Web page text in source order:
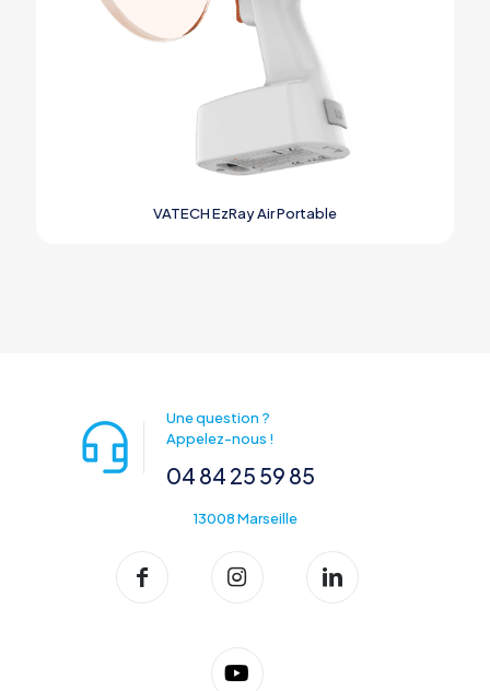
VATECH EzRay Air Portable
Une question ?
Appelez-nous !
04 84 25 59 85
13008 Marseille